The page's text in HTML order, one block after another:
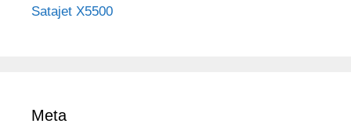
Satajet X5500
Meta